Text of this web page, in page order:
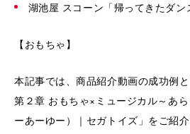
湖池屋 スコーン「帰ってきたダン
【おもちゃ】
本記事では、商品紹介動画の成功例
第２章 おもちゃ×ミュージカル～あ
ーあーゆー）｜セガトイズ」をご紹介